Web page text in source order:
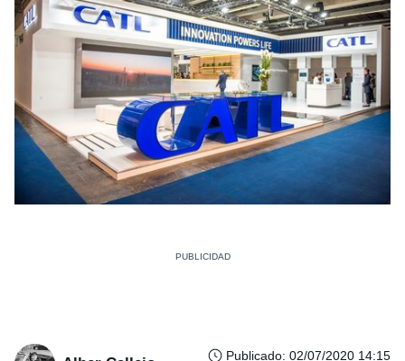
Publicado: 02/07/2020 14:15